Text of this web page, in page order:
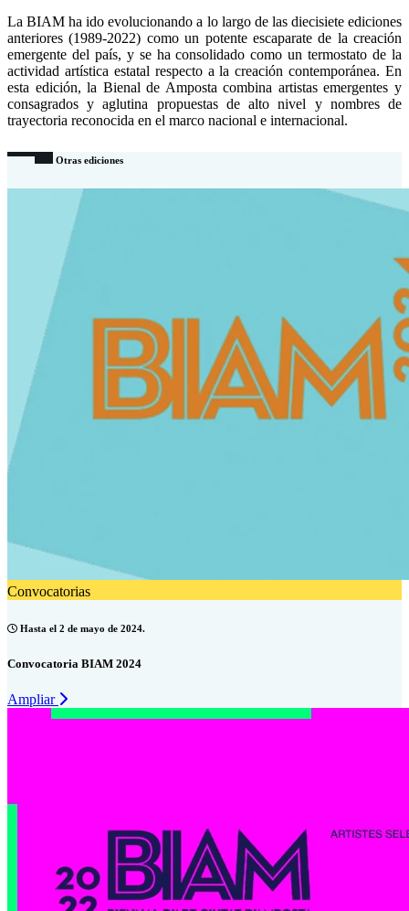
La BIAM ha ido evolucionando a lo largo de las diecisiete ediciones
anteriores (1989-2022) como un potente escaparate de la creación
emergente del país, y se ha consolidado como un termostato de la
actividad artística estatal respecto a la creación contemporánea. En
esta edición, la Bienal de Amposta combina artistas emergentes y
consagrados y aglutina propuestas de alto nivel y nombres de
trayectoria reconocida en el marco nacional e internacional.
Otras ediciones
Convocatorias
Hasta el 2 de mayo de 2024.
Convocatoria BIAM 2024
Ampliar